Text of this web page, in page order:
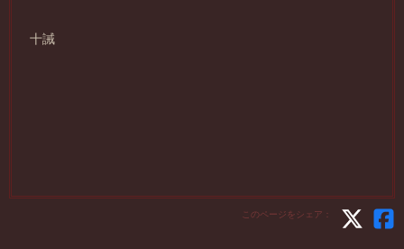
十誡
このページをシェア：